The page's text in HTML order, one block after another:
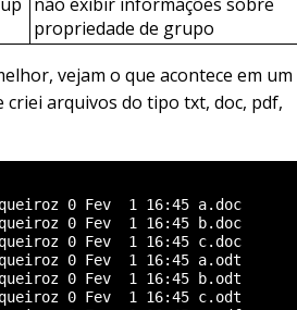
propriedade de grupo
vejam o que acontece em um
arquivos do tipo txt, doc, pdf,
0 Fev  1 16:45 a.doc
0 Fev  1 16:45 b.doc
0 Fev  1 16:45 c.doc
0 Fev  1 16:45 a.odt
0 Fev  1 16:45 b.odt
0 Fev  1 16:45 c.odt